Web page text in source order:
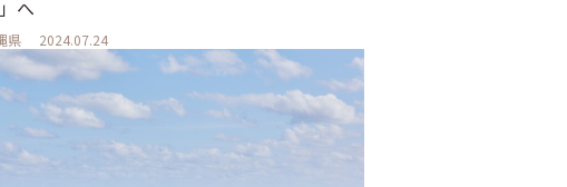
へ
県 2024.07.24